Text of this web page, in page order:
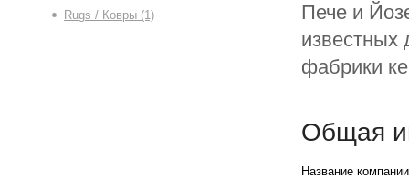
Rugs / Ковры (1)
Пече и
известных
фабрики
Общая
Название